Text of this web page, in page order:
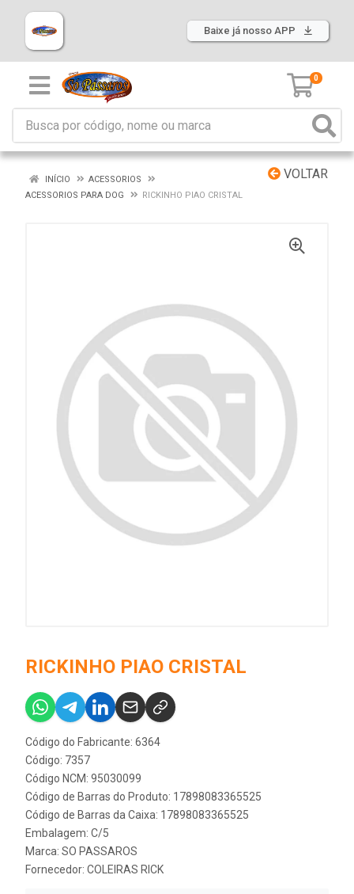
Baixe já nosso APP
0
VOLTAR
INÍCIO
ACESSORIOS
ACESSORIOS PARA DOG
RICKINHO PIAO CRISTAL
RICKINHO PIAO CRISTAL
Código do Fabricante: 6364
Código: 7357
Código NCM: 95030099
Código de Barras do Produto: 17898083365525
Código de Barras da Caixa: 17898083365525
Embalagem: C/5
Marca: SO PASSAROS
Fornecedor: COLEIRAS RICK